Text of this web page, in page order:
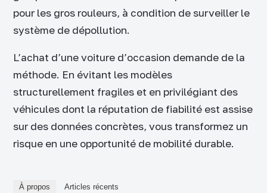
pour les gros rouleurs, à condition de surveiller le
système de dépollution.
L’achat d’une voiture d’occasion demande de la
méthode. En évitant les modèles
structurellement fragiles et en privilégiant des
véhicules dont la réputation de fiabilité est assise
sur des données concrètes, vous transformez un
risque en une opportunité de mobilité durable.
À propos Articles récents